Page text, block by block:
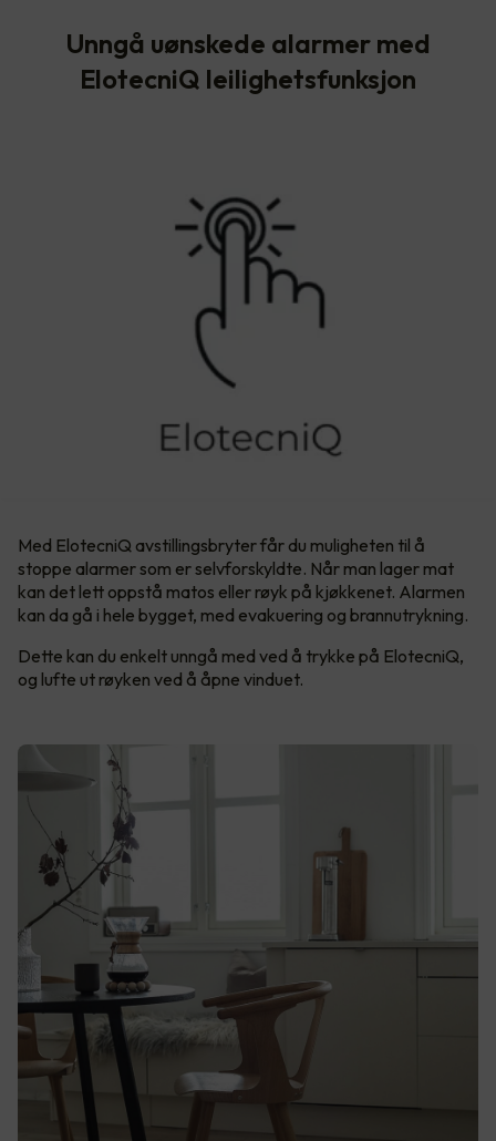
Unngå uønskede alarmer med
ElotecniQ leilighetsfunksjon
Med ElotecniQ avstillingsbryter får du muligheten til å
stoppe alarmer som er selvforskyldte. Når man lager mat
kan det lett oppstå matos eller røyk på kjøkkenet. Alarmen
kan da gå i hele bygget, med evakuering og brannutrykning.
Dette kan du enkelt unngå med ved å trykke på ElotecniQ,
og lufte ut røyken ved å åpne vinduet.